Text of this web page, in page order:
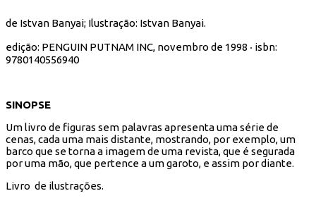
de Istvan Banyai; Ilustração: Istvan Banyai.
edição: PENGUIN PUTNAM INC, novembro de 1998 ‧ isbn:
9780140556940
SINOPSE
Um livro de figuras sem palavras apresenta uma série de
cenas, cada uma mais distante, mostrando, por exemplo, um
barco que se torna a imagem de uma revista, que é segurada
por uma mão, que pertence a um garoto, e assim por diante.
Livro de ilustrações.